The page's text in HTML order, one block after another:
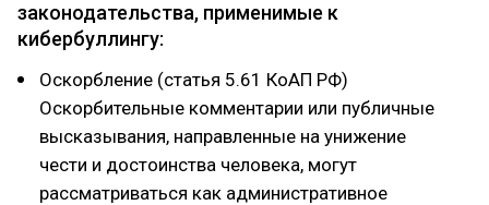
законодательства, применимые к
кибербуллингу:
Оскорбление (статья 5.61 КоАП РФ)
Оскорбительные комментарии или публичные
высказывания, направленные на унижение
чести и достоинства человека, могут
рассматриваться как административное